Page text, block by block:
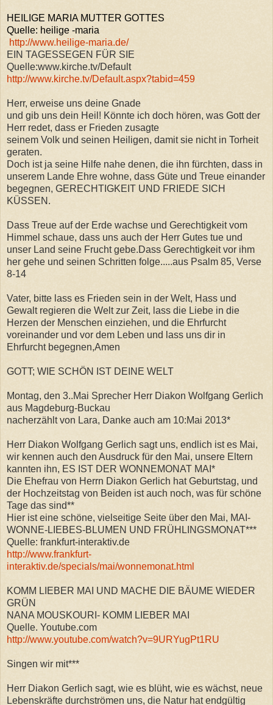
HEILIGE MARIA MUTTER GOTTES
Quelle: heilige -maria
http://www.heilige-maria.de/
EIN TAGESSEGEN FÜR SIE
Quelle:www.kirche.tv/Default
http://www.kirche.tv/Default.aspx?tabid=459
Herr, erweise uns deine Gnade
und gib uns dein Heil! Könnte ich doch hören, was Gott der
Herr redet, dass er Frieden zusagte
seinem Volk und seinen Heiligen, damit sie nicht in Torheit
geraten.
Doch ist ja seine Hilfe nahe denen, die ihn fürchten, dass in
unserem Lande Ehre wohne, dass Güte und Treue einander
begegnen, GERECHTIGKEIT UND FRIEDE SICH
KÜSSEN.
Dass Treue auf der Erde wachse und Gerechtigkeit vom
Himmel schaue, dass uns auch der Herr Gutes tue und
unser Land seine Frucht gebe.Dass Gerechtigkeit vor ihm
her gehe und seinen Schritten folge.....aus Psalm 85, Verse
8-14
Vater, bitte lass es Frieden sein in der Welt, Hass und
Gewalt regieren die Welt zur Zeit, lass die Liebe in die
Herzen der Menschen einziehen, und die Ehrfurcht
voreinander und vor dem Leben und lass uns dir in
Ehrfurcht begegnen,Amen
GOTT; WIE SCHÖN IST DEINE WELT
Montag, den 3..Mai Sprecher Herr Diakon Wolfgang Gerlich
aus Magdeburg-Buckau
nacherzählt von Lara, Danke auch am 10:Mai 2013*
Herr Diakon Wolfgang Gerlich sagt uns, endlich ist es Mai,
wir kennen auch den Ausdruck für den Mai, unsere Eltern
kannten ihn, ES IST DER WONNEMONAT MAI*
Die Ehefrau von Herrn Diakon Gerlich hat Geburtstag, und
der Hochzeitstag von Beiden ist auch noch, was für schöne
Tage das sind**
Hier ist eine schöne, vielseitige Seite über den Mai, MAI-
WONNE-LIEBES-BLUMEN UND FRÜHLINGSMONAT***
Quelle: frankfurt-interaktiv.de
http://www.frankfurt-
interaktiv.de/specials/mai/wonnemonat.html
KOMM LIEBER MAI UND MACHE DIE BÄUME WIEDER
GRÜN
NANA MOUSKOURI- KOMM LIEBER MAI
Quelle. Youtube.com
http://www.youtube.com/watch?v=9URYugPt1RU
Singen wir mit***
Herr Diakon Gerlich sagt, wie es blüht, wie es wächst, neue
Lebenskräfte durchströmen uns, die Natur hat endgültig